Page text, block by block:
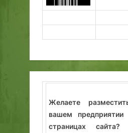
Желаете
вашем
страницах